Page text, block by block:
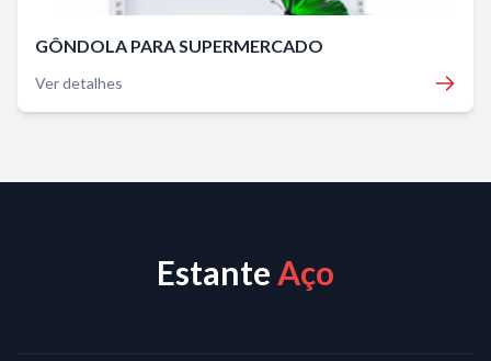
GÔNDOLA PARA SUPERMERCADO
Ver detalhes
EstanteAço